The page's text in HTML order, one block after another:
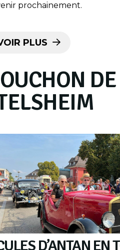
prochainement.
PLUS
DE
D’ANTAN EN